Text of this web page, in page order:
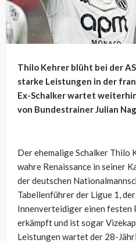
Thilo Kehrer blüht bei der
starke Leistungen in der
Ex-Schalker wartet
von Bundestrainer Julian
Der ehemalige Schalker Thilo
wahre Renaissance in seiner
der deutschen
Tabellenführer der Ligue 1,
Innenverteidiger einen festen
erkämpft und ist sogar
Leistungen wartet der 28-